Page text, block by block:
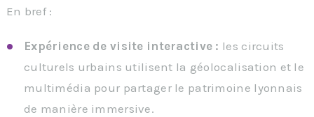
En bref :
Expérience de visite interactive : les circuits
culturels urbains utilisent la géolocalisation et le
multimédia pour partager le patrimoine lyonnais
de manière immersive.